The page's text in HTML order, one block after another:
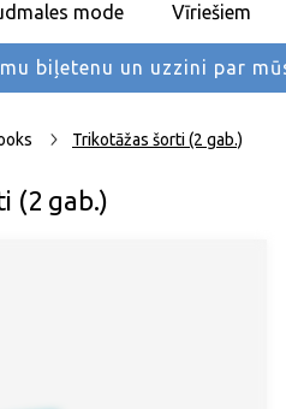
mode Vīriešiem
biļetenu un uzzini par
Trikotāžas šorti (2 gab.)
(2 gab.)